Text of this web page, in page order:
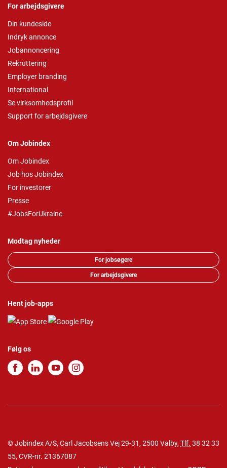
For arbejdsgivere
Din kundeside
Indryk annonce
Jobannoncering
Rekruttering
Employer branding
International
Se virksomhedsprofil
Support for arbejdsgivere
Om Jobindex
Om Jobindex
Job hos Jobindex
For investorer
Presse
#JobsForUkraine
Modtag nyheder
For jobsøgere
For arbejdsgivere
Hent job-apps
Følg os
© Jobindex A/S, Carl Jacobsens Vej 29-31, 2500 Valby, Tlf. 38 32 33
55, CVR-nr. 21367087